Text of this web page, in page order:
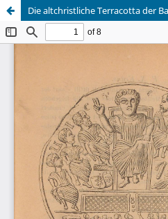
Die altchristliche Terracotta der